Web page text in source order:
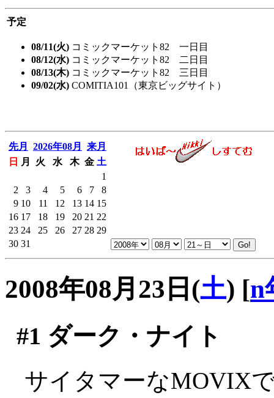
予定
08/11(火) コミックマーケット82 一日目
08/12(水) コミックマーケット82 二日目
08/13(木) コミックマーケット82 三日目
09/02(水) COMITIA101（東京ビッグサイト）
先月 2026年08月
来月
日
月 火 水 木 金 土
1
2
3 4 5 6 7
8
9 10 11 12 13 14 15
16 17 18 19 20 21 22
23 24 25 26 27 28 29
30 31
2008年08月23日(土) [n
#1 ダーク・ナイト
サイタマーなMOVIX